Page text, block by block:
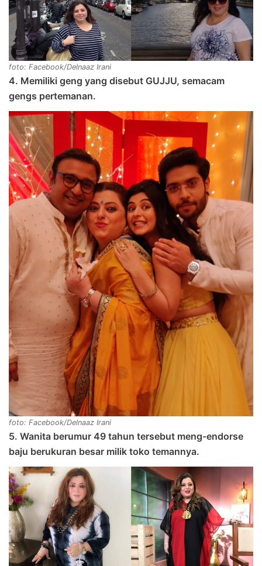
foto: Facebook/Delnaaz Irani
4. Memiliki geng yang disebut GUJJU, semacam
gengs pertemanan.
foto: Facebook/Delnaaz Irani
5. Wanita berumur 49 tahun tersebut meng-endorse
baju berukuran besar milik toko temannya.